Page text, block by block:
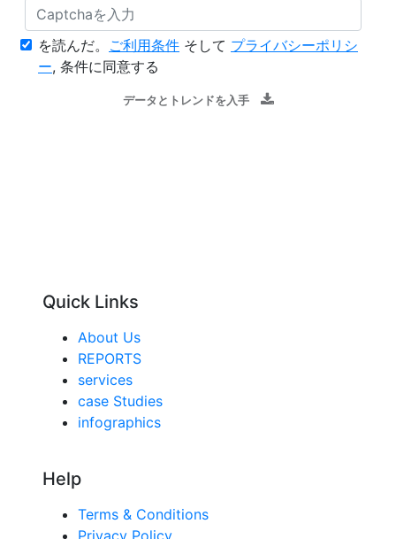
を読んだ。 ご利用条件 そして プライバシーポリシ
ー, 条件に同意する
データとトレンドを入手
Quick Links
About Us
REPORTS
services
case Studies
infographics
Help
Terms & Conditions
Privacy Policy